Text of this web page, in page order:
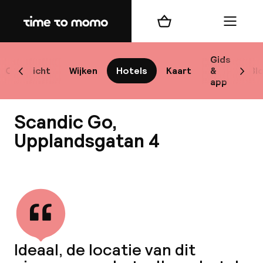
Home
Overzicht Wijken Hotels Kaart
Gids
&
app
Scroll naar links
Winkelmand Menu
Scandic Go,
Upplandsgatan 4
Ideaal, de locatie van dit